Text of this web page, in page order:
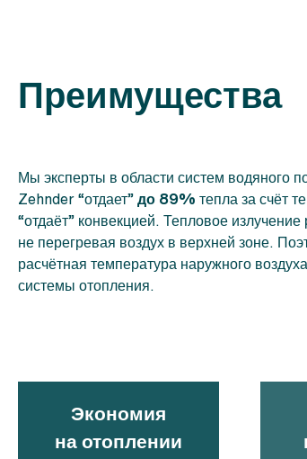
Преимущества
Мы эксперты в области систем водяного
Zehnder “отдает” до 89% тепла за счёт
“отдаёт” конвекцией. Тепловое
не перегревая воздух в верхней зоне.
расчётная температура наружного
системы отопления.
Экономия
на отоплении